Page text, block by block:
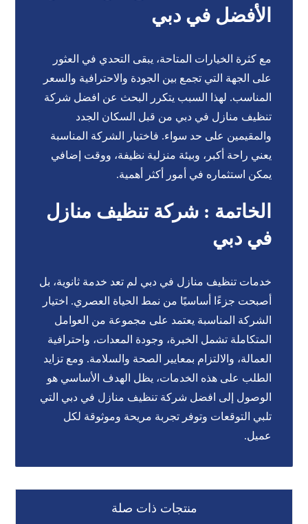
الأفضل في دبي
مع كثرة الخيارات المتاحة، يبقى التحدي في العثور
على الجهة التي تجمع بين الجودة والاحترافية والسعر
المناسب. لهذا السبب يتكرر البحث عن افضل شركة
تنظيف منازل في دبي من قبل السكان الجدد
والمقيمين على حد سواء. فاختيار الشركة المناسبة
يعني راحة أكبر، وبيئة منزلية نظيفة، ووقت إضافي
يمكن استثماره في أمور أكثر أهمية.
الخاتمة : شركة تنظيف منازل
في دبي
خدمات تنظيف منازل في دبي لم تعد خدمة ثانوية، بل
أصبحت جزءًا أساسيًا من نمط الحياة العصري. اختيار
الشركة المناسبة يعتمد على مجموعة من العوامل
المتكاملة تشمل الخبرة، وجودة المعدات، واحترافية
العمالة، والالتزام بمعايير الصحة والسلامة. ومع تزايد
الطلب على هذه الخدمات، يظل الهدف الأساسي هو
الوصول إلى افضل شركة تنظيف منازل في دبي التي
تلبي التوقعات وتوفر تجربة مريحة وموثوقة لكل
عميل.
منتجات ذات صلة